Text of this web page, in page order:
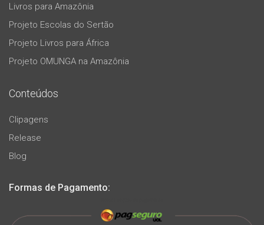
Livros para Amazônia
Projeto Escolas do Sertão
Projeto Livros para África
Projeto OMUNGA na Amazônia
Conteúdos
Clipagens
Release
Blog
Formas de Pagamento: